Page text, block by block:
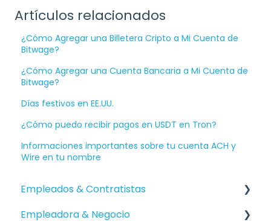
Artículos relacionados
¿Cómo Agregar una Billetera Cripto a Mi Cuenta de
Bitwage?
¿Cómo Agregar una Cuenta Bancaria a Mi Cuenta de
Bitwage?
Días festivos en EE.UU.
¿Cómo puedo recibir pagos en USDT en Tron?
Informaciones importantes sobre tu cuenta ACH y
Wire en tu nombre
Empleados & Contratistas
Empezando
Empleadora & Negocio